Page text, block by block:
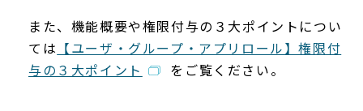
また、機能概要や権限付与の３大ポイントについ
ては 【ユーザ・グループ・アプリロール】権限付
与の３大ポイント
をご覧ください。